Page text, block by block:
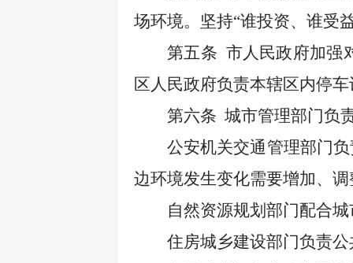
场环境。坚持“谁投资、谁受
第五条 市人民政府加强
区人民政府负责本辖区内停
第六条 城市管理部门负
公安机关交通管理部门
边环境发生变化需要增加、
自然资源规划部门配合
住房城乡建设部门负责